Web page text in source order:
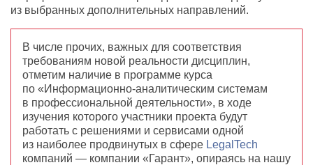
из выбранных дополнительных направлений.
В числе прочих, важных для соответствия
требованиям новой реальности дисциплин,
отметим наличие в программе курса
по «Информационно-аналитическим системам
в профессиональной деятельности», в ходе
изучения которого участники проекта будут
работать с решениями и сервисами одной
из наиболее продвинутых в сфере LegalTech
компаний — компании «Гарант», опираясь на нашу